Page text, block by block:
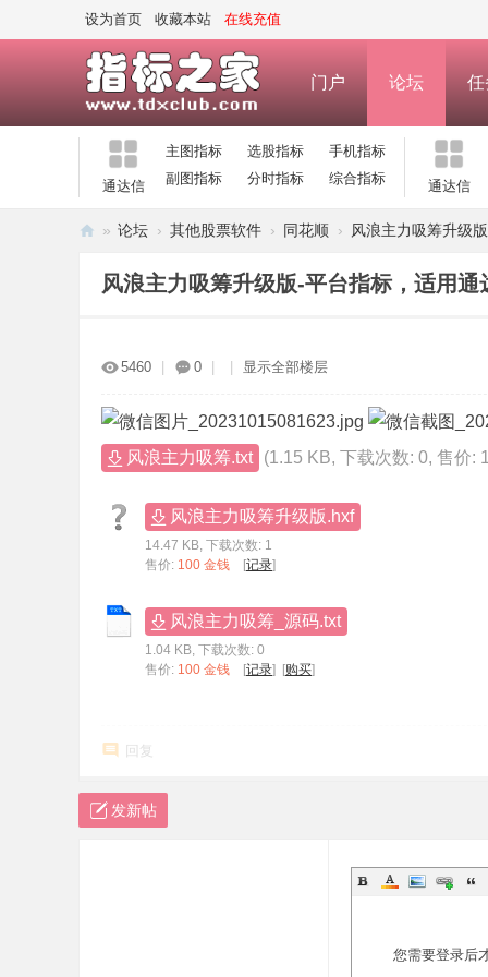
设为首页 收藏本站 在线充值
门户 论坛 任
通达信
主图指标 选股指标
手机指标
副图指标
分时指标 综合指标 通达信
式
指
» 论坛 › 其他股票软件 › 同花顺 › 风浪主力吸筹升级
风浪主力吸筹升级版-平台指标，适用通
5460 0 显示全部楼层
风浪主力吸筹.txt (1.15 KB, 下载次数: 0, 售价:
风浪主力吸筹升级版.hxf
14.47 KB, 下载次数: 1
售价: 100 金钱 [记录]
风浪主力吸筹_源码.txt
1.04 KB, 下载次数: 0
售价: 100 金钱 [记录] [购买]
回复
发新帖
您需要登录后